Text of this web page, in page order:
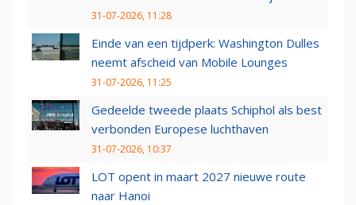
31-07-2026, 11:28
Einde van een tijdperk: Washington Dulles
neemt afscheid van Mobile Lounges
31-07-2026, 11:25
Gedeelde tweede plaats Schiphol als best
verbonden Europese luchthaven
31-07-2026, 10:37
LOT opent in maart 2027 nieuwe route
naar Hanoi